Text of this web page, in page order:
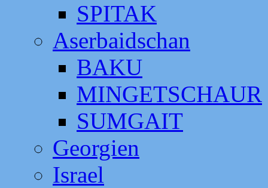
SPITAK
Aserbaidschan
BAKU
MINGETSCHAUR
SUMGAIT
Georgien
Israel